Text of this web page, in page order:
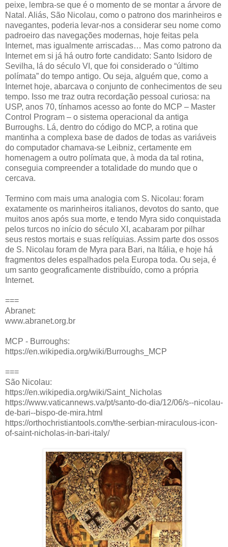
peixe, lembra-se que é o momento de se montar a árvore de
Natal. Aliás, São Nicolau, como o patrono dos marinheiros e
navegantes, poderia levar-nos a considerar seu nome como
padroeiro das navegações modernas, hoje feitas pela
Internet, mas igualmente arriscadas… Mas como patrono da
Internet em si já há outro forte candidato: Santo Isidoro de
Sevilha, lá do século VI, que foi considerado o “último
polímata” do tempo antigo. Ou seja, alguém que, como a
Internet hoje, abarcava o conjunto de conhecimentos de seu
tempo. Isso me traz outra recordação pessoal curiosa: na
USP, anos 70, tínhamos acesso ao fonte do MCP – Master
Control Program – o sistema operacional da antiga
Burroughs. Lá, dentro do código do MCP, a rotina que
mantinha a complexa base de dados de todas as variáveis
do computador chamava-se Leibniz, certamente em
homenagem a outro polímata que, à moda da tal rotina,
conseguia compreender a totalidade do mundo que o
cercava.
Termino com mais uma analogia com S. Nicolau: foram
exatamente os marinheiros italianos, devotos do santo, que
muitos anos após sua morte, e tendo Myra sido conquistada
pelos turcos no início do século XI, acabaram por pilhar
seus restos mortais e suas relíquias. Assim parte dos ossos
de S. Nicolau foram de Myra para Bari, na Itália, e hoje há
fragmentos deles espalhados pela Europa toda. Ou seja, é
um santo geograficamente distribuído, como a própria
Internet.
===
Abranet:
www.abranet.org.br
MCP - Burroughs:
https://en.wikipedia.org/wiki/Burroughs_MCP
===
São Nicolau:
https://en.wikipedia.org/wiki/Saint_Nicholas
https://www.vaticannews.va/pt/santo-do-dia/12/06/s--nicolau-
de-bari--bispo-de-mira.html
https://orthochristiantools.com/the-serbian-miraculous-icon-
of-saint-nicholas-in-bari-italy/